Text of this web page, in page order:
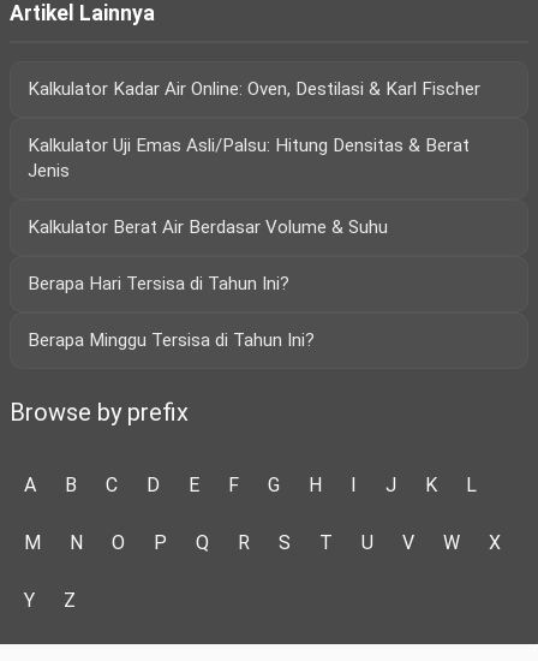
Artikel Lainnya
Kalkulator Kadar Air Online: Oven, Destilasi & Karl Fischer
Kalkulator Uji Emas Asli/Palsu: Hitung Densitas & Berat
Jenis
Kalkulator Berat Air Berdasar Volume & Suhu
Berapa Hari Tersisa di Tahun Ini?
Berapa Minggu Tersisa di Tahun Ini?
Browse by prefix
A B C D E F G H I J K L
M N O P Q R S T U V W X
Y Z